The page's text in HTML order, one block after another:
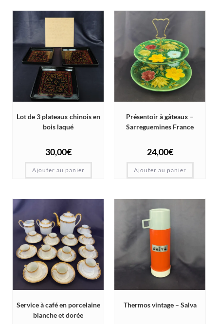
Lot de 3 plateaux chinois en
bois laqué
30,00€
Ajouter au panier
Présentoir à gâteaux –
Sarreguemines France
24,00€
Ajouter au panier
Service à café en porcelaine
blanche et dorée
Thermos vintage – Salva